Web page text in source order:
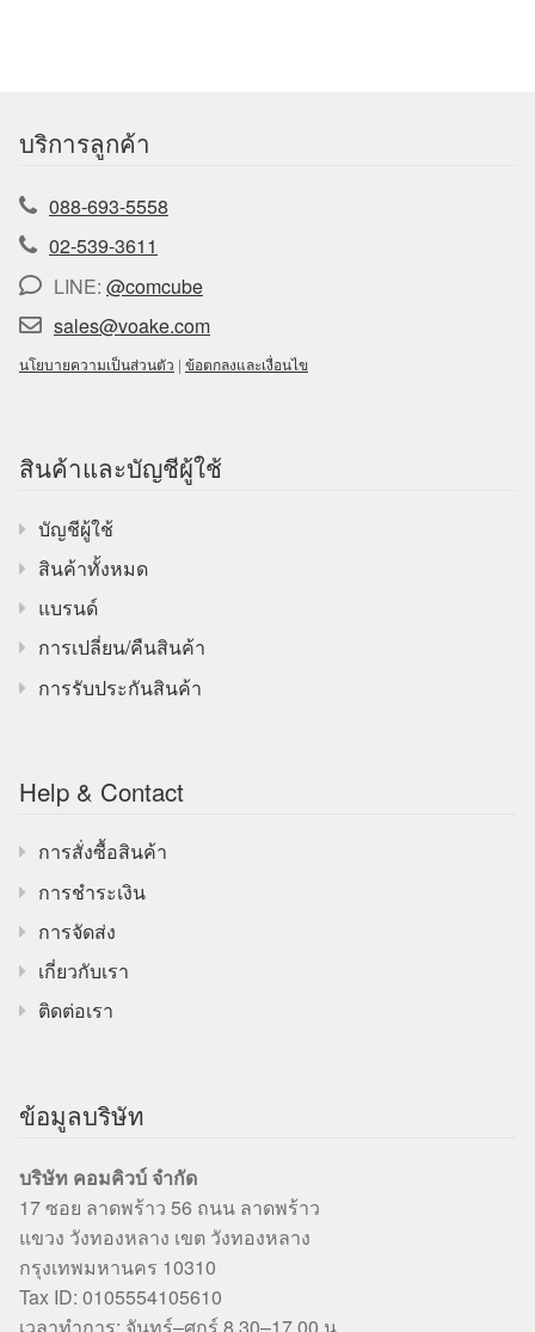
บริการลูกค้า
088-693-5558
02-539-3611
LINE: @comcube
sales@voake.com
นโยบายความเป็นส่วนตัว | ข้อตกลงและเงื่อนไข
สินค้าและบัญชีผู้ใช้
บัญชีผู้ใช้
สินค้าทั้งหมด
แบรนด์
การเปลี่ยน/คืนสินค้า
การรับประกันสินค้า
Help & Contact
การสั่งซื้อสินค้า
การชำระเงิน
การจัดส่ง
เกี่ยวกับเรา
ติดต่อเรา
ข้อมูลบริษัท
บริษัท คอมคิวบ์ จำกัด
17 ซอย ลาดพร้าว 56 ถนน ลาดพร้าว
แขวง วังทองหลาง เขต วังทองหลาง
กรุงเทพมหานคร 10310
Tax ID: 0105554105610